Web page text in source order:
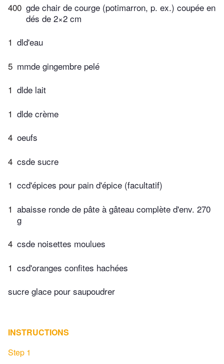
400 gde chair de courge (potimarron, p. ex.) coupée en
dés de 2×2 cm
1 dld'eau
5 mmde gingembre pelé
1 dlde lait
1 dlde crème
4 oeufs
4 csde sucre
1 ccd'épices pour pain d'épice (facultatif)
1 abaisse ronde de pâte à gâteau complète d'env. 270
g
4 csde noisettes moulues
1 csd'oranges confites hachées
sucre glace pour saupoudrer
INSTRUCTIONS
Step 1